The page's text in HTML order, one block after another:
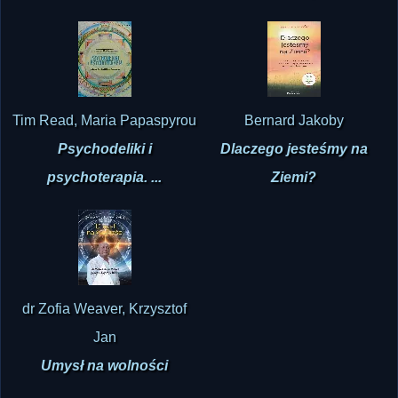
Tim Read, Maria Papaspyrou
Psychodeliki i
psychoterapia. ...
Bernard Jakoby
Dlaczego jesteśmy na
Ziemi?
dr Zofia Weaver, Krzysztof
Jan
Umysł na wolności